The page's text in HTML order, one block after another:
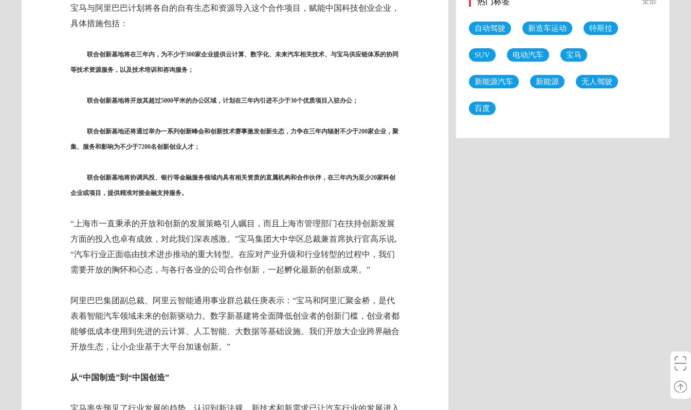
宝马与阿里巴巴计划将各自的自有生态和资源导入这个合作项目，赋能中国科技创业企业，
具体措施包括：
联合创新基地将在三年内，为不少于300家企业提供云计算、数字化、未来汽车相关技术、与宝马供应链体系的协同
等技术资源服务，以及技术培训和咨询服务；
联合创新基地将开放其超过5000平米的办公区域，计划在三年内引进不少于30个优质项目入驻办公；
联合创新基地还将通过举办一系列创新峰会和创新技术赛事激发创新生态，力争在三年内辐射不少于200家企业，聚
集、服务和影响为不少于7200名创新创业人才；
联合创新基地将协调风投、银行等金融服务领域内具有相关资质的直属机构和合作伙伴，在三年内为至少20家科创
企业或项目，提供精准对接金融支持服务。
“上海市一直秉承的开放和创新的发展策略引人瞩目，而且上海市管理部门在扶持创新发展
方面的投入也卓有成效，对此我们深表感激。”宝马集团大中华区总裁兼首席执行官高乐说,
“汽车行业正面临由技术进步推动的重大转型。在应对产业升级和行业转型的过程中，我们
需要开放的胸怀和心态，与各行各业的公司合作创新，一起孵化最新的创新成果。”
阿里巴巴集团副总裁、阿里云智能通用事业群总裁任庚表示：“宝马和阿里汇聚金桥，是代
表着智能汽车领域未来的创新驱动力。数字新基建将全面降低创业者的创新门槛，创业者都
能够低成本使用到先进的云计算、人工智能、大数据等基础设施。我们开放大企业跨界融合
开放生态，让小企业基于大平台加速创新。”
从“中国制造”到“中国创造”
自动驾驶 新造车运动 特斯拉
SUV 电动汽车 宝马
新能源汽车 新能源 无人驾驶
百度